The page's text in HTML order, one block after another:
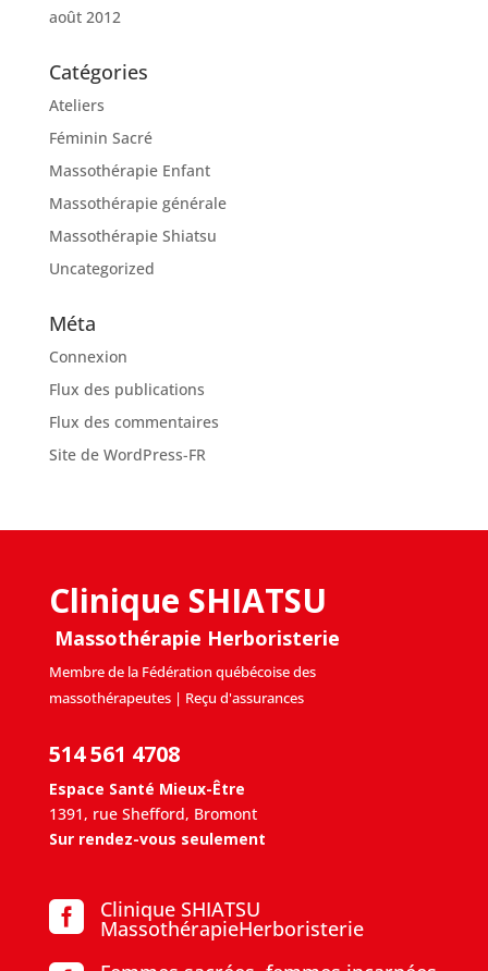
août 2012
Catégories
Ateliers
Féminin Sacré
Massothérapie Enfant
Massothérapie générale
Massothérapie Shiatsu
Uncategorized
Méta
Connexion
Flux des publications
Flux des commentaires
Site de WordPress-FR
Clinique SHIATSU
Massothérapie Herboristerie
Membre de la Fédération québécoise des
massothérapeutes | Reçu d'assurances
514 561 4708
Espace Santé Mieux-Être
1391, rue Shefford, Bromont
Sur rendez-vous seulement
 Clinique SHIATSU
MassothérapieHerboristerie